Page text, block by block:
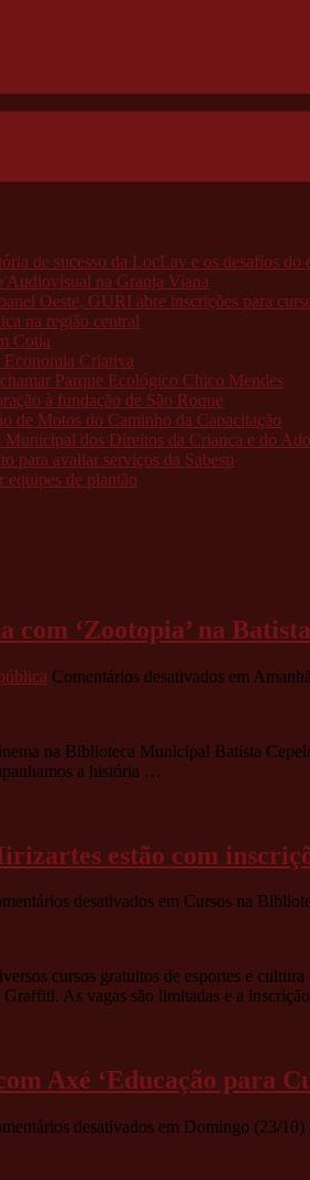
de sucesso da LocLav e os desafios do
Audiovisual na Granja Viana
Oeste, GURI abre inscrições para
na região central
Cotia
Economia Criativa
Parque Ecológico Chico Mendes
à fundação de São Roque
de Motos do Caminho da Capacitação
dos Direitos da Criança e do
para avaliar serviços da Sabesp
de plantão
com ‘Zootopia’ na
Comentários desativados em
na Biblioteca Municipal Batista
a história …
estão com
desativados em Cursos na
cursos gratuitos de esportes e
As vagas são limitadas e a
Axé ‘Educação para
desativados em Domingo (23/10)